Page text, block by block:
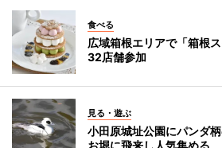
食べる
広域箱根エリアで「箱根
32店舗参加
見る・遊ぶ
小田原城址公園にパンダ
お堀に飛来し人気集める